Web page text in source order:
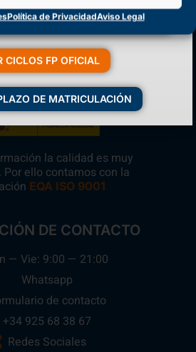
Política de PrivacidadAviso Legal
la calidad es muy
ello contamos con la
EQA ISO 9001
DE CONTACTO
— Vie: 9:00 — 21:00
Whatsapp
de contacto
+34 925 68 38 67
Redes Sociales
CICLOS FP OFICIAL
DE MATRICULACIÓN